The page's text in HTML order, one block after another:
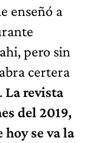
enseñó a
pero sin
certera
La revista
del 2019,
se va la